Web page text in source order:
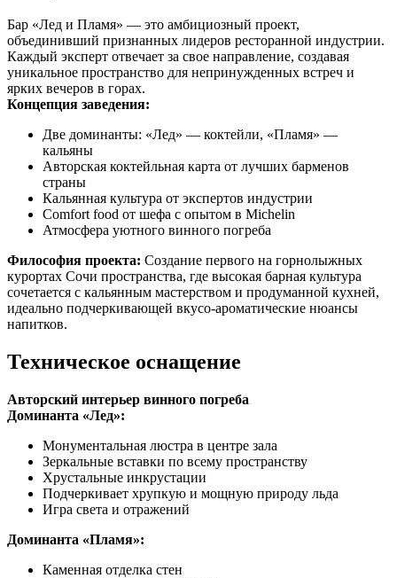
Бар «Лед и Пламя» — это амбициозный проект,
объединивший признанных лидеров ресторанной индустрии.
Каждый эксперт отвечает за свое направление, создавая
уникальное пространство для непринужденных встреч и
ярких вечеров в горах.
Концепция заведения:
Две доминанты: «Лед» — коктейли, «Пламя» —
кальяны
Авторская коктейльная карта от лучших барменов
страны
Кальянная культура от экспертов индустрии
Comfort food от шефа с опытом в Michelin
Атмосфера уютного винного погреба
Философия проекта: Создание первого на горнолыжных
курортах Сочи пространства, где высокая барная культура
сочетается с кальянным мастерством и продуманной кухней,
идеально подчеркивающей вкусо-ароматические нюансы
напитков.
Техническое оснащение
Авторский интерьер винного погреба
Доминанта «Лед»:
Монументальная люстра в центре зала
Зеркальные вставки по всему пространству
Хрустальные инкрустации
Подчеркивает хрупкую и мощную природу льда
Игра света и отражений
Доминанта «Пламя»:
Каменная отделка стен